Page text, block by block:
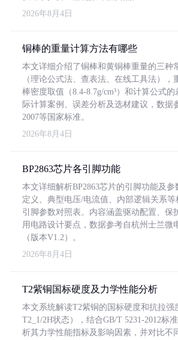
2026年8月4日
铜棒的重量计算方法有哪些
本文详细介绍了铜棒和黄铜棒重量的三种
（理论公式法、查表法、在线工具法），
棒密度取值（8.4-8.7g/cm³）和计算公式
际计算案例、误差分析及选材建议，数据
2007等国家标准。
2026年8月4日
BP2863芯片各引脚功能
本文详细解析BP2863芯片的引脚功能及
定义、典型电压/电流值、内部逻辑关系
引脚参数对照表。内容涵盖驱动配置、保
用电路设计要点，数据参考自杭州士兰微
（版本V1.2）。
2026年8月4日
T2紫铜国标硬度及力学性能分析
本文系统解读T2紫铜的国标硬度和抗拉强
T2_1/2H状态），结合GB/T 5231-2012标
析其力学性能指标及影响因素，并对比不